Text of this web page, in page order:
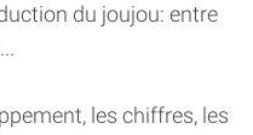
du joujou: entre
les chiffres, les